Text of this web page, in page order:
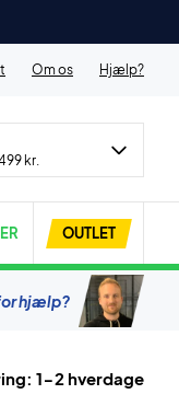
Om os Hjælp?
kr.
OUTLET
hjælp?
1-2 hverdage